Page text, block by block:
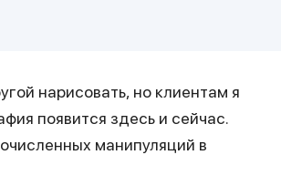
нарисовать, но клиентам я
появится здесь и сейчас.
манипуляций в